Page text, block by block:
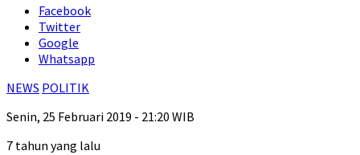
Facebook
Twitter
Google
Whatsapp
NEWS POLITIK
Senin, 25 Februari 2019 - 21:20 WIB
7 tahun yang lalu